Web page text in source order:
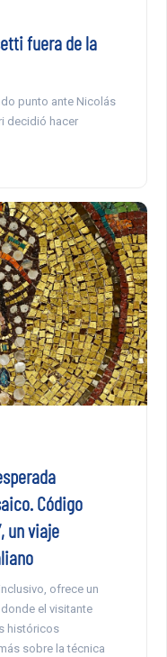
fuera de la
punto ante Nicolás
decidió hacer
Código
un viaje
ofrece un
el visitante
históricos
sobre la técnica